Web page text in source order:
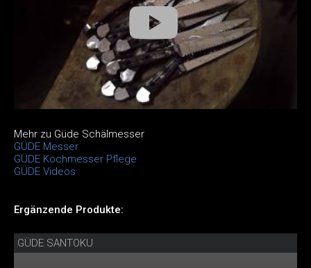
Mehr zu Güde Schälmesser
GÜDE Messer
GÜDE Kochmesser Pflege
GÜDE Videos
Ergänzende Produkte:
GÜDE SANTOKU